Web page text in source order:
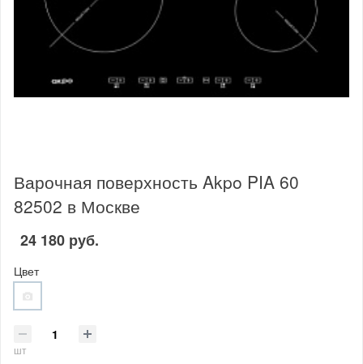
Варочная поверхность Akpo PIA 60
82502 в Москве
24 180 руб.
Цвет
шт